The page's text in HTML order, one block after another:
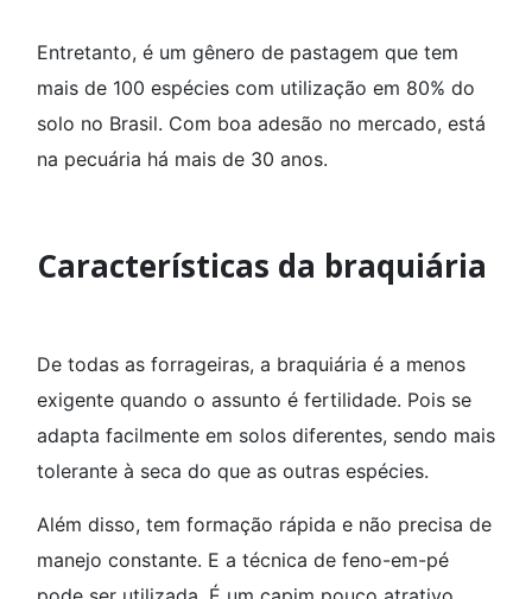
Entretanto, é um gênero de pastagem que tem
mais de 100 espécies com utilização em 80% do
solo no Brasil. Com boa adesão no mercado, está
na pecuária há mais de 30 anos.
Características da braquiária
De todas as forrageiras, a braquiária é a menos
exigente quando o assunto é fertilidade. Pois se
adapta facilmente em solos diferentes, sendo mais
tolerante à seca do que as outras espécies.
Além disso, tem formação rápida e não precisa de
manejo constante. E a técnica de feno-em-pé